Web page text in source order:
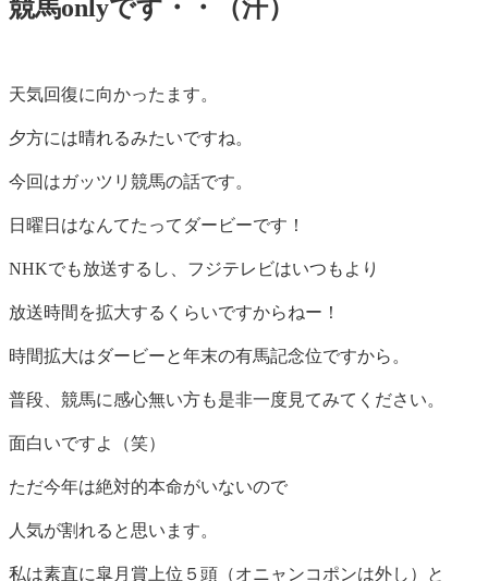
日:
競馬onlyです・・（汗）
天気回復に向かったます。
夕方には晴れるみたいですね。
今回はガッツリ競馬の話です。
日曜日はなんてたってダービーです！
NHKでも放送するし、フジテレビはいつもより
放送時間を拡大するくらいですからねー！
時間拡大はダービーと年末の有馬記念位ですから。
普段、競馬に感心無い方も是非一度見てみてください。
面白いですよ（笑）
ただ今年は絶対的本命がいないので
人気が割れると思います。
私は素直に皐月賞上位５頭（オニャンコポンは外し）と